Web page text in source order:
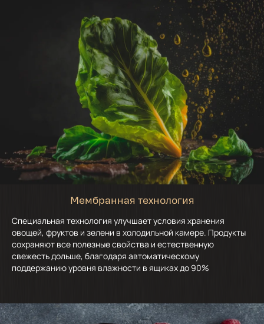
Мембранная технология
Специальная технология улучшает условия хранения
овощей, фруктов и зелени в холодильной камере. Продукты
сохраняют все полезные свойства и естественную
свежесть дольше, благодаря автоматическому
поддержанию уровня влажности в ящиках до 90%